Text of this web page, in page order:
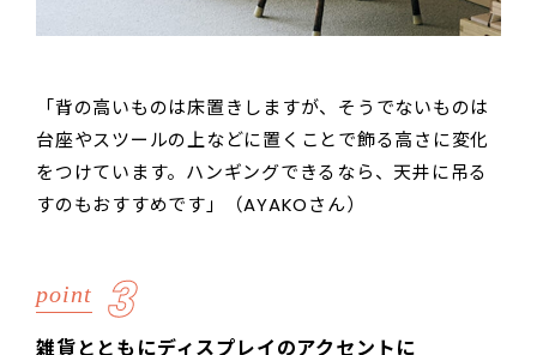
「背の高いものは床置きしますが、そうでないものは
台座やスツールの上などに置くことで飾る高さに変化
をつけています。ハンギングできるなら、天井に吊る
すのもおすすめです」（AYAKOさん）
point 3
雑貨とともにディスプレイのアクセントに